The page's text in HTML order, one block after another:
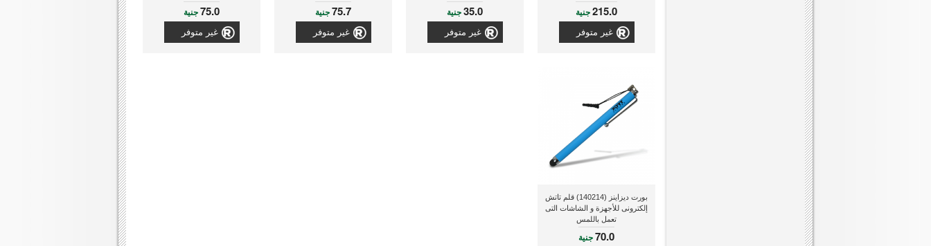
215.0جنية
غير متوفر
35.0جنية
غير متوفر
75.7جنية
غير متوفر
75.0جنية
غير متوفر
بورت ديزاينز (140214) قلم تاتش
إلكترونى للأجهزة و الشاشات التى
تعمل باللمس
70.0جنية